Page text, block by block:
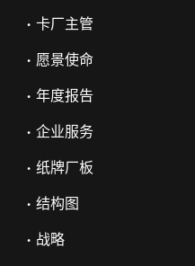
• 卡厂主管
• 愿景使命
• 年度报告
• 企业服务
• 纸牌厂板
• 结构图
• 战略